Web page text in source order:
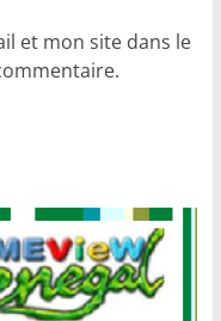
et mon site dans le